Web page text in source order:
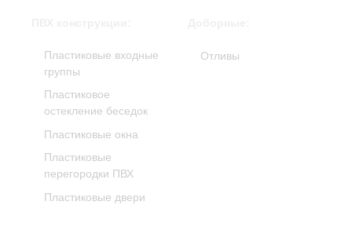
Пластиковые входные
группы
Пластиковое
остекление беседок
Пластиковые окна
Пластиковые
перегородки ПВХ
Пластиковые двери
Отливы